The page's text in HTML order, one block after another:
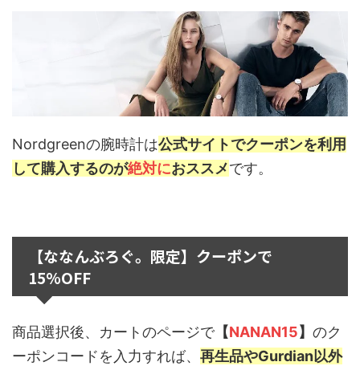
Nordgreenの腕時計は公式サイトでクーポンを利用
して購入するのが絶対におススメです。
【ななんぶろぐ。限定】クーポンで
15%OFF
商品選択後、カートのページで【NANAN15】 のク
ーポンコードを入力すれば、 再生品やGurdian以外